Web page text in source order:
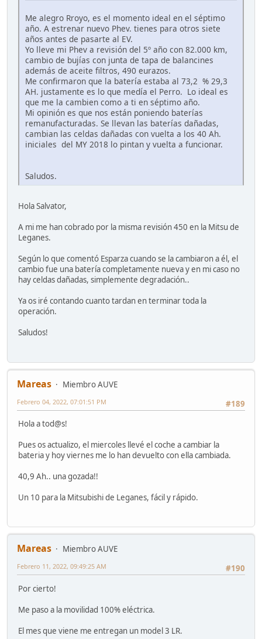
Me alegro Rroyo, es el momento ideal en el séptimo
año. A estrenar nuevo Phev. tienes para otros siete
años antes de pasarte al EV.
Yo lleve mi Phev a revisión del 5º año con 82.000 km,
cambio de bujías con junta de tapa de balancines
además de aceite filtros, 490 eurazos.
Me confirmaron que la batería estaba al 73,2 % 29,3
AH. justamente es lo que medía el Perro. Lo ideal es
que me la cambien como a ti en séptimo año.
Mi opinión es que nos están poniendo baterías
remanufacturadas. Se llevan las baterías dañadas,
cambian las celdas dañadas con vuelta a los 40 Ah.
iniciales del MY 2018 lo pintan y vuelta a funcionar.
Saludos.
Hola Salvator,
A mi me han cobrado por la misma revisión 450 en la Mitsu de
Leganes.
Según lo que comentó Esparza cuando se la cambiaron a él, el
cambio fue una batería completamente nueva y en mi caso no
hay celdas dañadas, simplemente degradación..
Ya os iré contando cuanto tardan en terminar toda la
operación.
Saludos!
Mareas
Miembro AUVE
#189
Febrero 04, 2022, 07:01:51 PM
Hola a tod@s!
Pues os actualizo, el miercoles llevé el coche a cambiar la
bateria y hoy viernes me lo han devuelto con ella cambiada.
40,9 Ah.. una gozada!!
Un 10 para la Mitsubishi de Leganes, fácil y rápido.
Mareas
Miembro AUVE
#190
Febrero 11, 2022, 09:49:25 AM
Por cierto!
Me paso a la movilidad 100% eléctrica.
El mes que viene me entregan un model 3 LR.